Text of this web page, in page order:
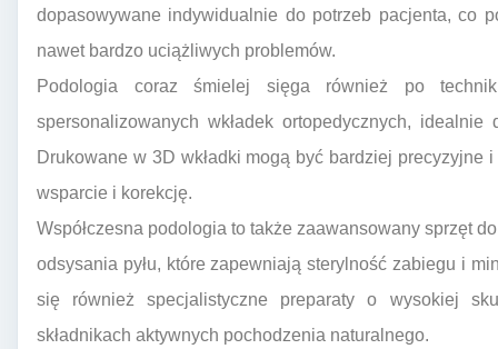
dopasowywane indywidualnie do potrzeb pacjenta, co
nawet bardzo uciążliwych problemów.
Podologia coraz śmielej sięga również po
spersonalizowanych wkładek ortopedycznych,
Drukowane w 3D wkładki mogą być bardziej precyzyjne
wsparcie i korekcję.
Współczesna podologia to także zaawansowany sprzęt
odsysania pyłu, które zapewniają sterylność zabiegu i
się również specjalistyczne preparaty o wysokiej
składnikach aktywnych pochodzenia naturalnego.